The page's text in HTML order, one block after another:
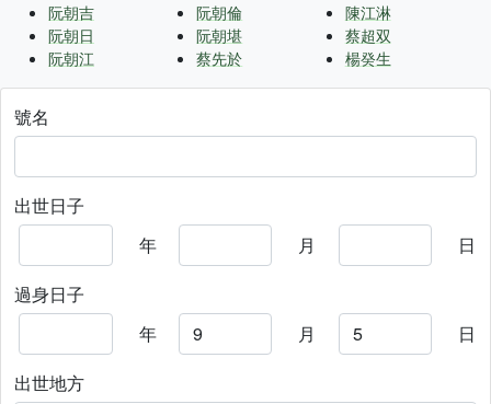
阮朝吉
阮朝日
阮朝江
阮朝倫
阮朝堪
蔡先於
陳江淋
蔡超双
楊癸生
號名
出世日子
年
月
日
過身日子
年
月
日
出世地方